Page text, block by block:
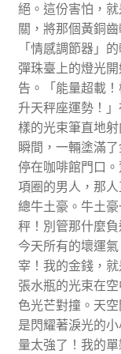
絕。這份害怕，
關，將那個黃銅
「情感調節器」
彈珠臺上的燈光
告。「能量超載
升天秤座運勢！
樣的光束筆直地
瞬間，一輛塗滿
停在咖啡館門口
項圈的男人，那
總牛土豪。牛土
秤！別管那什麼
今天所有的壞運
宰！我的金錢，
張水瓶的光束在
色光芒對撞。天
是閃耀著淚光的
量太強了！我的